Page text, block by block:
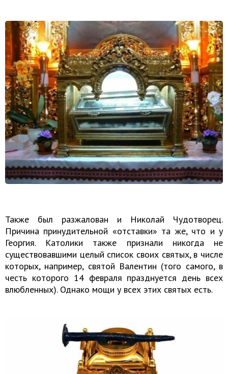
Также был разжалован и Николай Чудотворец.
Причина принудительной «отставки» та же, что и у
Георгия. Католики также признали никогда не
существовавшими целый список своих святых, в числе
которых, например, святой Валентин (того самого, в
честь которого 14 февраля празднуется день всех
влюбленных). Однако мощи у всех этих святых есть.